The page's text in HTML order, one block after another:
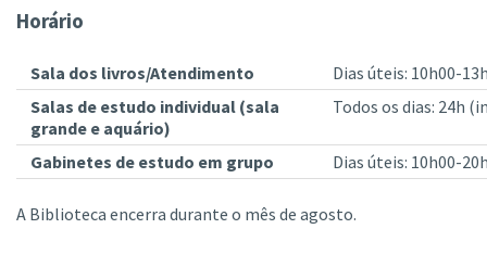
Horário
Sala dos livros/Atendimento
Dias úteis: 10h00-
Salas de estudo individual (sala
grande e aquário)
Todos os dias: 24h
Gabinetes de estudo em grupo Dias úteis: 10h00-
A Biblioteca encerra durante o mês de agosto.